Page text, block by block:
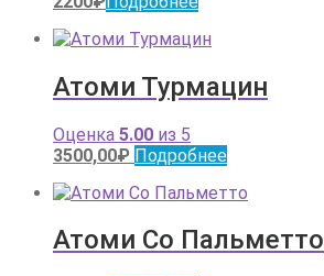
Атоми Турмацин
Оценка 5.00 из 5
3500,00₽ Подробнее
Атоми Со Пальметто